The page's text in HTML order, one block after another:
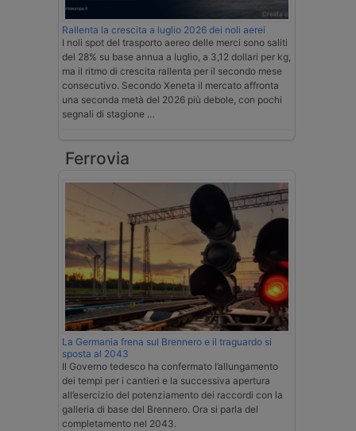
Rallenta la crescita a luglio 2026 dei noli aerei
I noli spot del trasporto aereo delle merci sono saliti
del 28% su base annua a luglio, a 3,12 dollari per kg,
ma il ritmo di crescita rallenta per il secondo mese
consecutivo. Secondo Xeneta il mercato affronta
una seconda metà del 2026 più debole, con pochi
segnali di stagione …
Ferrovia
La Germania frena sul Brennero e il traguardo si
sposta al 2043
Il Governo tedesco ha confermato l’allungamento
dei tempi per i cantieri e la successiva apertura
all’esercizio del potenziamento dei raccordi con la
galleria di base del Brennero. Ora si parla del
completamento nel 2043.